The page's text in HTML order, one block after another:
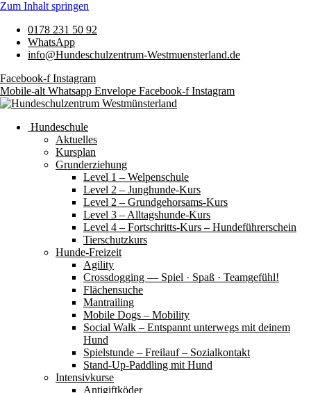
Zum Inhalt springen
0178 231 50 92
WhatsApp
info@Hundeschulzentrum-Westmuensterland.de
Facebook-f Instagram
Mobile-alt Whatsapp Envelope Facebook-f Instagram
Hundeschule
Aktuelles
Kursplan
Grunderziehung
Level 1 – Welpenschule
Level 2 – Junghunde-Kurs
Level 2 – Grundgehorsams-Kurs
Level 3 – Alltagshunde-Kurs
Level 4 – Fortschritts-Kurs – Hundeführerschein
Tierschutzkurs
Hunde-Freizeit
Agility
Crossdogging — Spiel · Spaß · Teamgefühl!
Flächensuche
Mantrailing
Mobile Dogs – Mobility
Social Walk – Entspannt unterwegs mit deinem
Hund
Spielstunde – Freilauf – Sozialkontakt
Stand-Up-Paddling mit Hund
Intensivkurse
Antigiftköder